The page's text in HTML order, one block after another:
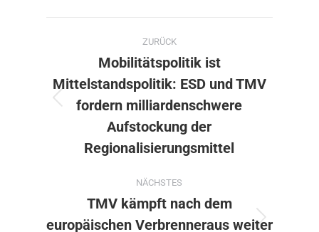
Kommentarnavigation
ZURÜCK
Vorheriger
Beitrag:
Mobilitätspolitik ist
Mittelstandspolitik: ESD und TMV
fordern milliardenschwere
Aufstockung der
Regionalisierungsmittel
NÄCHSTES
Nächster
TMV kämpft nach dem
europäischen Verbrenneraus weiter